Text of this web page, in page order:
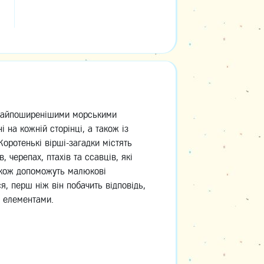
морськими
кожній сторінці, а також із
вірші-загадки містять
черепах, птахів та ссавців, які
допоможуть малюкові
перш ніж він побачить відповідь,
елементами.